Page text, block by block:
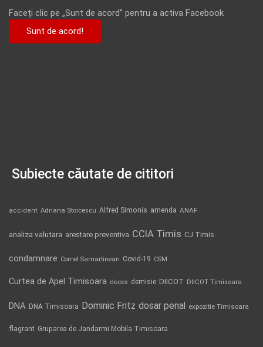
Faceți clic pe „Sunt de acord” pentru a activa Facebook
Sunt de acord!
Subiecte căutate de cititori
accident Adriana Stoicescu Alfred Simonis amenda ANAF
analiza valutara arestare preventiva CCIA Timis CJ Timis
condamnare Cornel Samartinean Covid-19 CSM
Curtea de Apel Timisoara deces demisie DIICOT DIICOT Timisoara
DNA DNA Timisoara Dominic Fritz dosar penal expozitie Timisoara
flagrant Gruparea de Jandarmi Mobila Timisoara